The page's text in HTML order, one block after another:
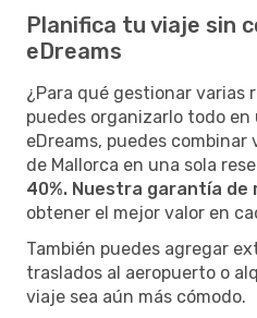
Planifica tu viaje sin
eDreams
¿Para qué gestionar varias
puedes organizarlo todo en
eDreams, puedes combinar
de Mallorca en una sola
40%. Nuestra garantía de
obtener el mejor valor en
También puedes agregar
traslados al aeropuerto o
viaje sea aún más cómodo.